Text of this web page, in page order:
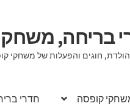
בריחה,
הולדת, חוגים והפעלות של
קופסה חדרי